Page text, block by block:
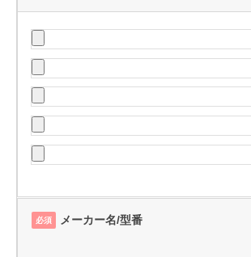
必須 メーカー名/型番